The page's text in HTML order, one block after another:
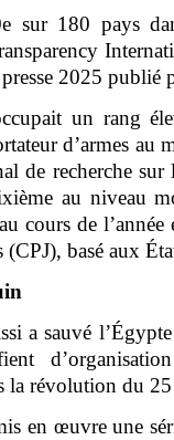
sur 180 pays
2025 publié
un rang
d’armes au
de recherche
au niveau
cours de
basé aux
a sauvé
la révolution du
en œuvre une